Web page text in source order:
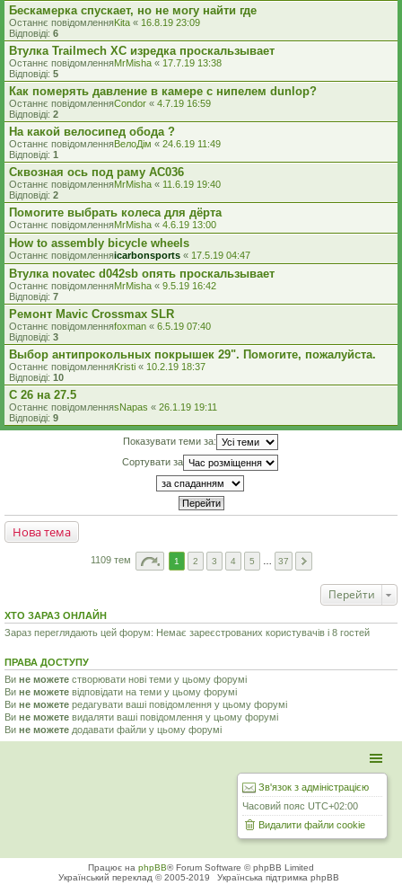
Бескамерка спускает, но не могу найти где
Останнє повідомленняKita « 16.8.19 23:09
Відповіді: 6
Втулка Trailmech XC изредка проскальзывает
Останнє повідомленняMrMisha « 17.7.19 13:38
Відповіді: 5
Как померять давление в камере с нипелем dunlop?
Останнє повідомленняCondor « 4.7.19 16:59
Відповіді: 2
На какой велосипед обода ?
Останнє повідомленняВелоДім « 24.6.19 11:49
Відповіді: 1
Сквозная ось под раму AC036
Останнє повідомленняMrMisha « 11.6.19 19:40
Відповіді: 2
Помогите выбрать колеса для дёрта
Останнє повідомленняMrMisha « 4.6.19 13:00
How to assembly bicycle wheels
Останнє повідомленняicarbonsports « 17.5.19 04:47
Втулка novatec d042sb опять проскальзывает
Останнє повідомленняMrMisha « 9.5.19 16:42
Відповіді: 7
Ремонт Mavic Crossmax SLR
Останнє повідомленняfoxman « 6.5.19 07:40
Відповіді: 3
Выбор антипрокольных покрышек 29". Помогите, пожалуйста.
Останнє повідомленняKristi « 10.2.19 18:37
Відповіді: 10
С 26 на 27.5
Останнє повідомленняsNapas « 26.1.19 19:11
Відповіді: 9
Показувати теми за:
Сортувати за
Нова тема
1109 тем 1 2 3 4 5 37
Перейти
ХТО ЗАРАЗ ОНЛАЙН
Зараз переглядають цей форум: Немає зареєстрованих користувачів і 8 гостей
ПРАВА ДОСТУПУ
Ви не можете створювати нові теми у цьому форумі
Ви не можете відповідати на теми у цьому форумі
Ви не можете редагувати ваші повідомлення у цьому форумі
Ви не можете видаляти ваші повідомлення у цьому форумі
Ви не можете додавати файли у цьому форумі
Зв'язок з адміністрацією
Часовий пояс UTC+02:00
Видалити файли cookie
Працює на phpBB® Forum Software © phpBB Limited
Український переклад © 2005-2019
Українська підтримка phpBB